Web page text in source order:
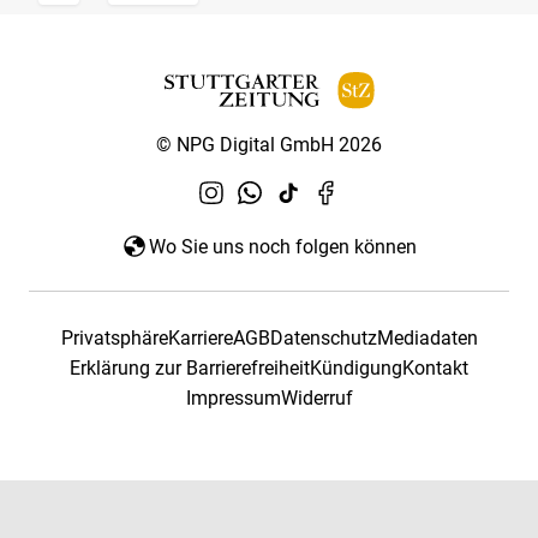
© NPG Digital GmbH 2026
Wo Sie uns noch folgen können
PrivatsphäreKarriereAGBDatenschutzMediadaten
Erklärung zur BarrierefreiheitKündigungKontakt
ImpressumWiderruf